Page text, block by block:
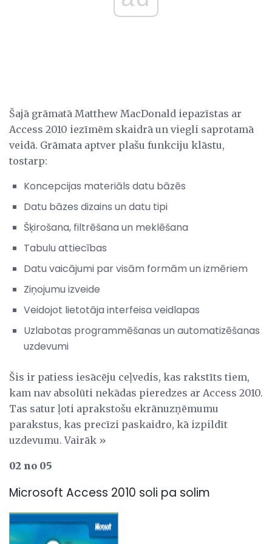
Šajā grāmatā Matthew MacDonald iepazīstas ar
Access 2010 iezīmēm skaidrā un viegli saprotamā
veidā. Grāmata aptver plašu funkciju klāstu,
tostarp:
Koncepcijas materiāls datu bāzēs
Datu bāzes dizains un datu tipi
Šķirošana, filtrēšana un meklēšana
Tabulu attiecības
Datu vaicājumi par visām formām un izmēriem
Ziņojumu izveide
Veidojot lietotāja interfeisa veidlapas
Uzlabotas programmēšanas un automatizēšanas
uzdevumi
Šis ir patiess iesācēju ceļvedis, kas rakstīts tiem,
kam nav absolūti nekādas pieredzes ar Access 2010.
Tas satur ļoti aprakstošu ekrānuzņēmumu
parakstus, kas precīzi paskaidro, kā izpildīt
uzdevumu. Vairāk »
02 no 05
Microsoft Access 2010 soli pa solim